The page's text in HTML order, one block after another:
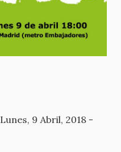
Lunes, 9 Abril, 2018 -